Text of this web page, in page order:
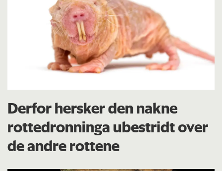
Derfor hersker den nakne
rottedronninga ubestridt over
de andre rottene